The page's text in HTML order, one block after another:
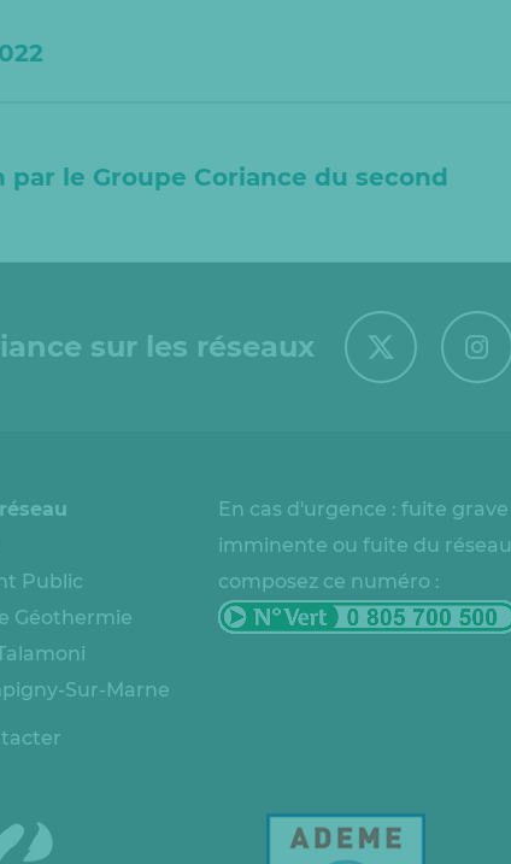
le Groupe Coriance du second
sur les réseaux
Public
Géothermie
Sur-Marne
En cas d'urgence : fuite grave
imminente ou fuite du réseau
composez ce numéro :